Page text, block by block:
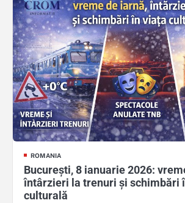
ROMANIA
București, 8 ianuarie 2026:
întârzieri la trenuri și schimbări
culturală